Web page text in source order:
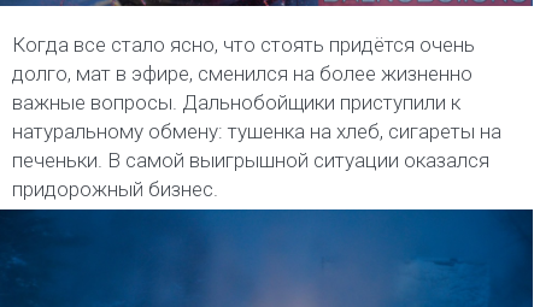
Когда все стало ясно, что стоять придётся очень
долго, мат в эфире, сменился на более жизненно
важные вопросы. Дальнобойщики приступили к
натуральному обмену: тушенка на хлеб, сигареты на
печеньки. В самой выигрышной ситуации оказался
придорожный бизнес.